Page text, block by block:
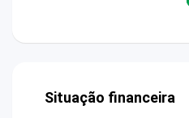
Situação financeira